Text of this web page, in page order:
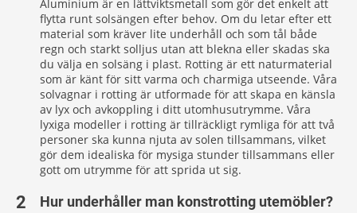
Aluminium är en lättviktsmetall som gör det enkelt att
flytta runt solsängen efter behov. Om du letar efter ett
material som kräver lite underhåll och som tål både
regn och starkt solljus utan att blekna eller skadas ska
du välja en solsäng i plast. Rotting är ett naturmaterial
som är känt för sitt varma och charmiga utseende. Våra
solvagnar i rotting är utformade för att skapa en känsla
av lyx och avkoppling i ditt utomhusutrymme. Våra
lyxiga modeller i rotting är tillräckligt rymliga för att två
personer ska kunna njuta av solen tillsammans, vilket
gör dem idealiska för mysiga stunder tillsammans eller
gott om utrymme för att sprida ut sig.
Hur underhåller man konstrotting utemöbler?